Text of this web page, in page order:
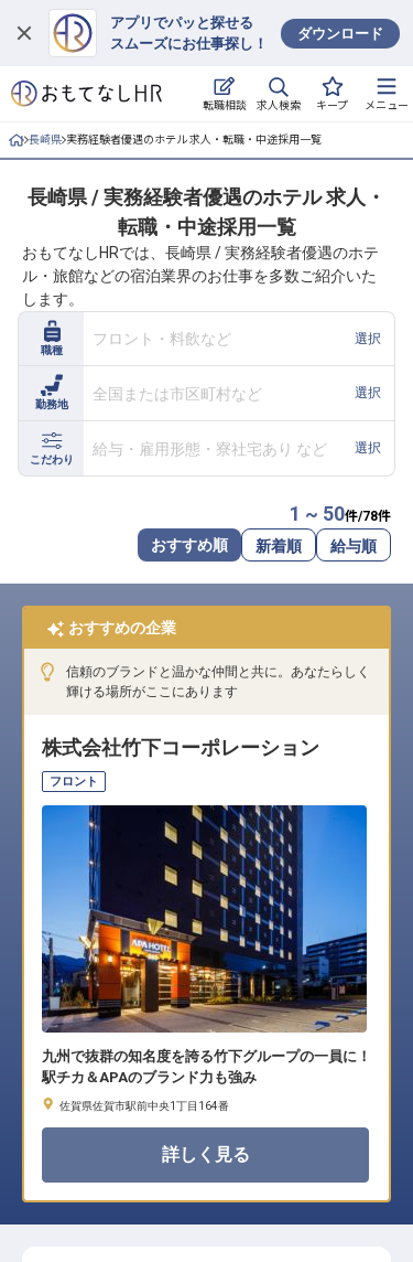
アプリでパッと探せる
スムーズにお仕事探し！
ダウンロード
転職相談 求人検索 キープ メニュー
ログイン
求人・施設を探す
就職・転職 合同説明会
おもてなしHRについて
ご利用の流れ
よくある質問
ホテル・宿泊業界情報コラム
転職サポートに申し込む
採用をお考えの企業様へ
長崎県 実務経験者優遇のホテル 求人・転職・中途採用一覧
長崎県 / 実務経験者優遇のホテル 求人・
転職・中途採用一覧
おもてなしHRでは、長崎県 / 実務経験者優遇のホテ
ル・旅館などの宿泊業界のお仕事を多数ご紹介いた
します。
職種
フロント・料飲など 選択
勤務地
全国または市区町村など 選択
こだわり
給与・雇用形態・寮社宅あり など 選択
1 ~ 50件/78件
おすすめ順 新着順 給与順
おすすめの企業
信頼のブランドと温かな仲間と共に。あなたらしく
輝ける場所がここにあります
株式会社竹下コーポレーション
フロント
九州で抜群の知名度を誇る竹下グループの一員に！
駅チカ＆APAのブランド力も強み
佐賀県佐賀市駅前中央1丁目164番
詳しく見る